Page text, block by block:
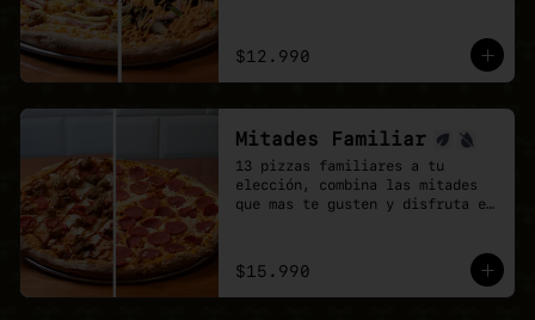
$12.990
Mitades Familiar
13 pizzas familiares a tu
elección, combina las mitades
que mas te gusten y disfruta el
$15.990